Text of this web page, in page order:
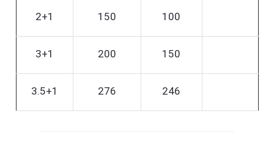
100
150
2+1
150
200
3+1
246
276
3.5+1